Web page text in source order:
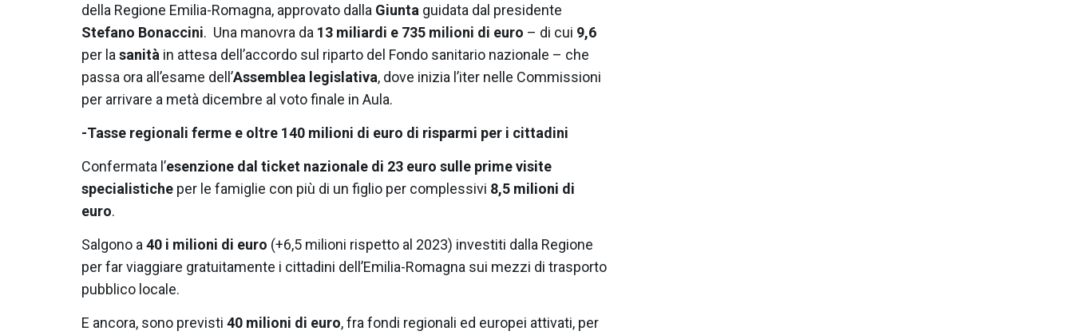
della Regione Emilia-Romagna, approvato dalla Giunta guidata dal presidente
Stefano Bonaccini. Una manovra da 13 miliardi e 735 milioni di euro – di cui 9,6
per la sanità in attesa dell’accordo sul riparto del Fondo sanitario nazionale – che
passa ora all’esame dell’Assemblea legislativa, dove inizia l’iter nelle Commissioni
per arrivare a metà dicembre al voto finale in Aula.
-Tasse regionali ferme e oltre 140 milioni di euro di risparmi per i cittadini
Confermata l’esenzione dal ticket nazionale di 23 euro sulle prime visite
specialistiche per le famiglie con più di un figlio per complessivi 8,5 milioni di
euro.
Salgono a 40 i milioni di euro (+6,5 milioni rispetto al 2023) investiti dalla Regione
per far viaggiare gratuitamente i cittadini dell’Emilia-Romagna sui mezzi di trasporto
pubblico locale.
E ancora, sono previsti 40 milioni di euro, fra fondi regionali ed europei attivati, per